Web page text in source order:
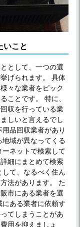
いこと
として、一つの選
げられます。 具体
々な業者をピック
ことです。 特に、
収を行っている業
しいと言えるでし
品回収業者があり
域が異なってくる
ネットで検索して
細にまとめて検索
て、なるべく住ん
法があります。 た
市にある業者を選
ある業者に依頼す
てしまうことがあ
用を抑えましょ